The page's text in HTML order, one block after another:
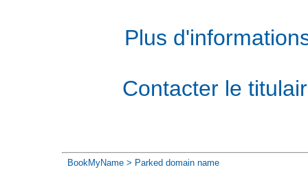
Plus
Contacter le
BookMyName > Parked domain name